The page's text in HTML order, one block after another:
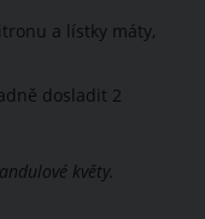
a lístky máty,
dosladit 2
květy.